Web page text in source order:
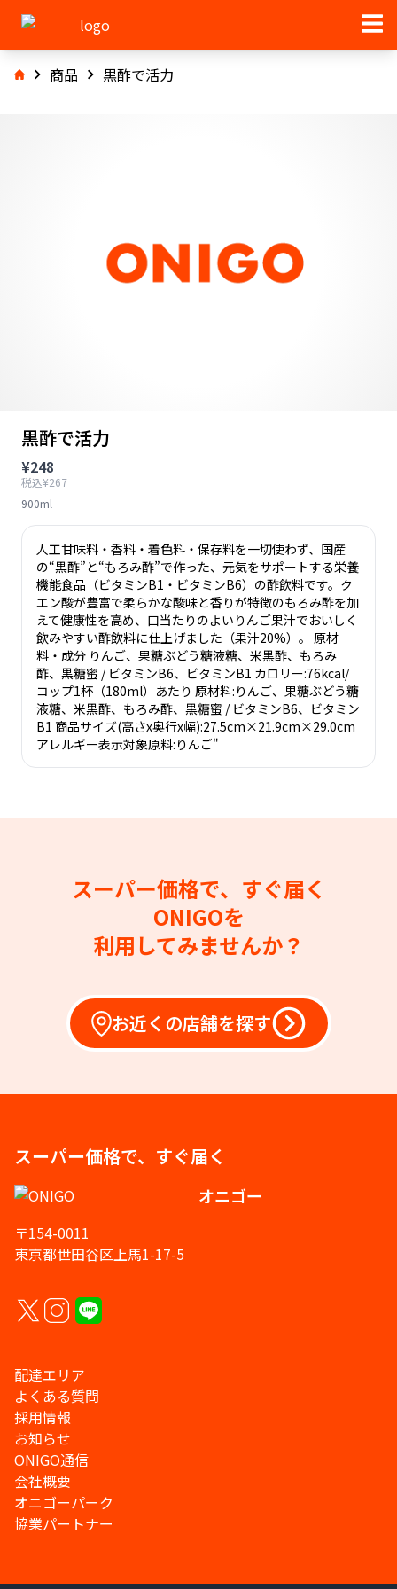
商品 黒酢で活力
黒酢で活力
¥248
税込¥267
900ml
人工甘味料・香料・着色料・保存料を一切使わず、国産
の“黒酢”と“もろみ酢”で作った、元気をサポートする栄養
機能食品（ビタミンB1・ビタミンB6）の酢飲料です。ク
エン酸が豊富で柔らかな酸味と香りが特徴のもろみ酢を加
えて健康性を高め、口当たりのよいりんご果汁でおいしく
飲みやすい酢飲料に仕上げました（果汁20%）。 原材
料・成分 りんご、果糖ぶどう糖液糖、米黒酢、もろみ
酢、黒糖蜜 / ビタミンB6、ビタミンB1 カロリー:76kcal/
コップ1杯（180ml）あたり 原材料:りんご、果糖ぶどう糖
液糖、米黒酢、もろみ酢、黒糖蜜 / ビタミンB6、ビタミン
B1 商品サイズ(高さx奥行x幅):27.5cm×21.9cm×29.0cm
アレルギー表示対象原料:りんご"
スーパー価格で、すぐ届く
ONIGOを
利用してみませんか？
お近くの店舗を探す
スーパー価格で、すぐ届く
オニゴー
〒154-0011
東京都世田谷区上馬1-17-5
配達エリア
よくある質問
採用情報
お知らせ
ONIGO通信
会社概要
オニゴーパーク
協業パートナー